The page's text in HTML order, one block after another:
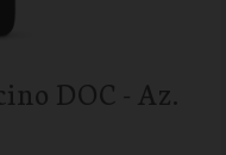
DOC - Az.